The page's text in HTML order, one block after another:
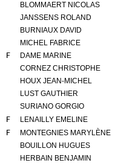
BLOMMAERT NICOLAS
JANSSENS ROLAND
BURNIAUX DAVID
MICHEL FABRICE
F DAME MARINE
CORNEZ CHRISTOPHE
HOUX JEAN-MICHEL
LUST GAUTHIER
SURIANO GORGIO
F LENAILLY EMELINE
F MONTEGNIES MARYLÈNE
BOUILLON HUGUES
HERBAIN BENJAMIN